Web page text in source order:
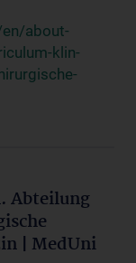
about-
klin-
Abteilung
| MedUni